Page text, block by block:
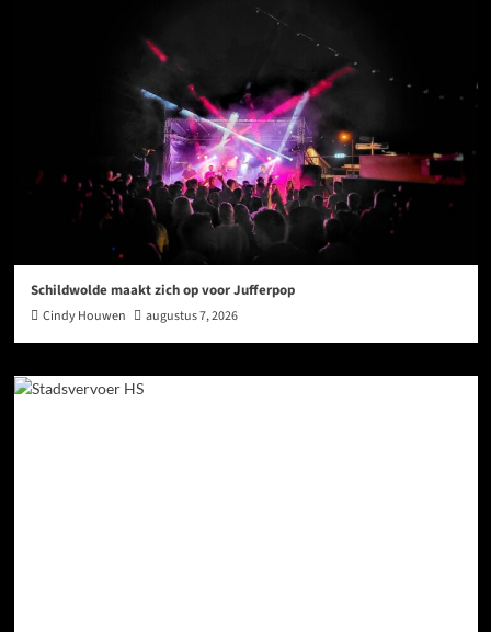
Schildwolde maakt zich op voor Jufferpop
Cindy Houwen augustus 7, 2026